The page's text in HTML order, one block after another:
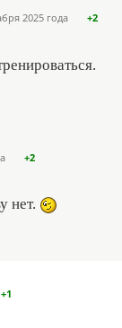
2025 года +2
+2
нет.
+1